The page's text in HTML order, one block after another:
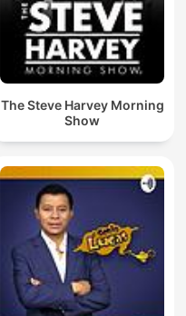
The Steve Harvey Morning
Show